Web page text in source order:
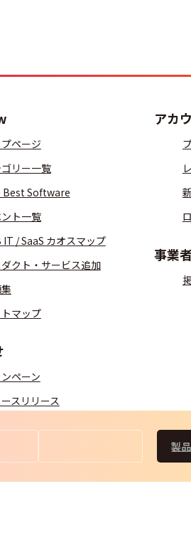
製
プページ
リー一覧
Best Software
ト一覧
IT / SaaS カオスマップ
クト・サービス追加
マップ
ペーン
スリリース
アカ
事業